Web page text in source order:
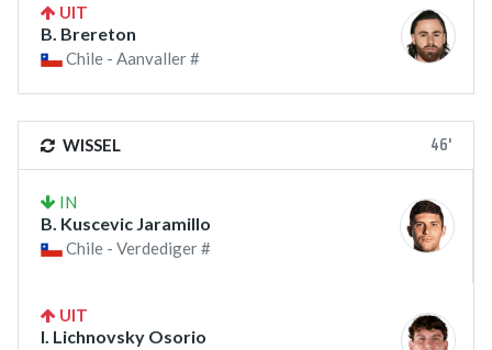
UIT
B. Brereton
Chile - Aanvaller #
WISSEL 46'
IN
B. Kuscevic Jaramillo
Chile - Verdediger #
UIT
I. Lichnovsky Osorio